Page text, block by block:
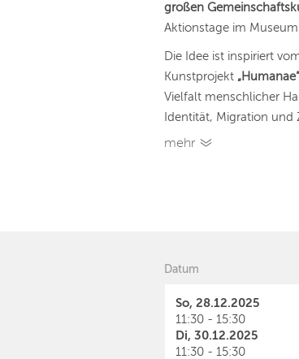
großen
Aktionstage im
Die Idee ist inspiriert
Kunstprojekt „Humanae“
Vielfalt menschlicher
Identität, Migration und
mehr
Datum
So, 28.12.2025
11:30 - 15:30
Di, 30.12.2025
11:30 - 15:30